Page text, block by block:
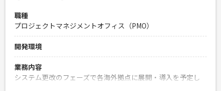
IT資産の管理・棚卸し業務 ・デバイス管理システムを用いた
ポリシー設定や構成変更対応の補助 ・その他、ITに関連する
企画や資料作成の補助 ※3ヶ月に1度、出張が発生する可能性
がございます。 ※詳細は面談時にお伝えします。
必須スキル
・ITヘルプデスク、テクニカルサポート、またはキッティング
職種
プロジェクトマネジメントオフィス（PMO）
開発環境
業務内容
システム更改のフェーズで各海外拠点に展開・導入を予定し